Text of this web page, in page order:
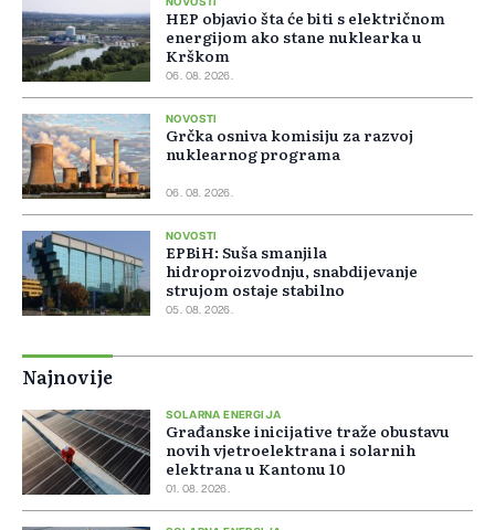
NOVOSTI
HEP objavio šta će biti s električnom
energijom ako stane nuklearka u
Krškom
06. 08. 2026.
NOVOSTI
Grčka osniva komisiju za razvoj
nuklearnog programa
06. 08. 2026.
NOVOSTI
EPBiH: Suša smanjila
hidroproizvodnju, snabdijevanje
strujom ostaje stabilno
05. 08. 2026.
Najnovije
SOLARNA ENERGIJA
Građanske inicijative traže obustavu
novih vjetroelektrana i solarnih
elektrana u Kantonu 10
01. 08. 2026.